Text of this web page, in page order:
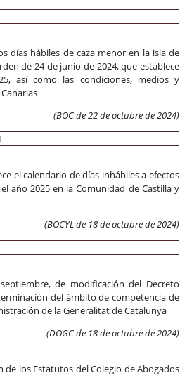
días hábiles de caza menor en la isla de
de 24 de junio de 2024, que establece
así como las condiciones, medios y
(BOC de 22 de octubre de 2024)
el calendario de días inhábiles a efectos
año 2025 en la Comunidad de Castilla y
(BOCYL de 18 de octubre de 2024)
de modificación del Decreto
del ámbito de competencia de
de la Generalitat de Catalunya
(DOGC de 18de octubre de 2024)
de los Estatutos del Colegio de Abogados